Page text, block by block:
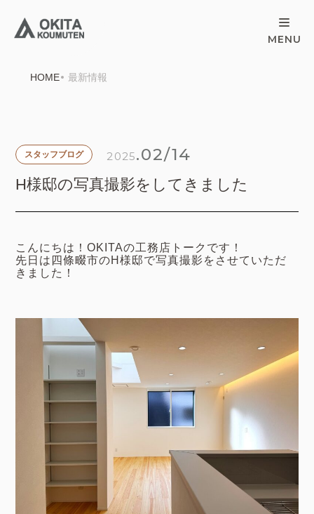
HOME 最新情報
スタッフブログ 2025.02/14
H様邸の写真撮影をしてきました
こんにちは！OKITAの工務店トークです！
先日は四條畷市のH様邸で写真撮影をさせていただ
きました！